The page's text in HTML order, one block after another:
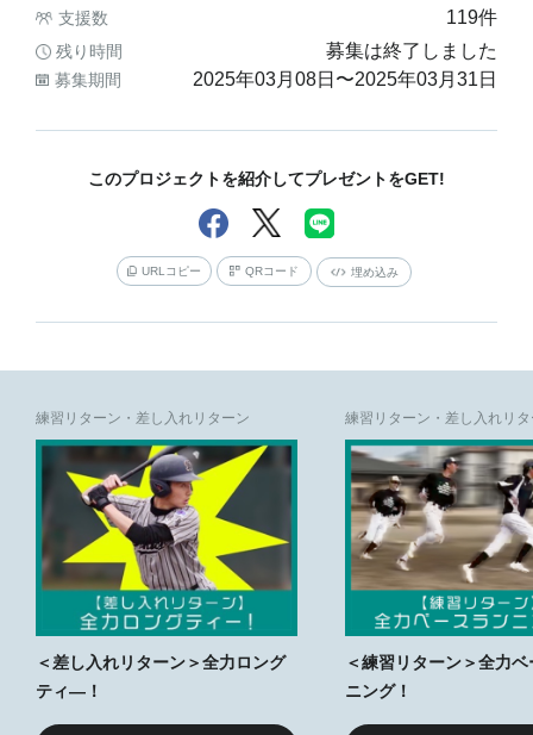
支援数 119件
残り時間 募集は終了しました
募集期間 2025年03月08日 〜2025年03月31日
このプロジェクトを紹介してプレゼントをGET!
URLコピー QRコード 埋め込み
練習リターン・差し入れリターン
＜差し入れリターン＞全力ロング
ティ―！
練習リターン・差し入れリ
＜練習リターン＞全力
ニング！